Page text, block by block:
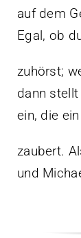
auf dem
Egal, ob
zuhörst;
dann
ein, die
zaubert.
und